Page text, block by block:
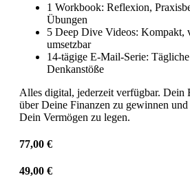
1 Workbook: Reflexion,
Übungen
5 Deep Dive Videos: Kompakt,
umsetzbar
14-tägige E-Mail-Serie:
Denkanstöße
Alles digital, jederzeit verfügbar. Dein
über Deine Finanzen zu gewinnen
Dein Vermögen zu legen.
77,00 €
49,00 €